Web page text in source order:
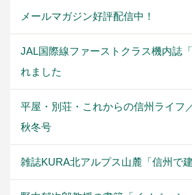
メールマガジン好評配信中！
JAL国際線ファーストクラス機内誌
れました
平屋・別荘・これからの信州ライフ
秋冬号
雑誌KURA北アルプス山麓「信州で建